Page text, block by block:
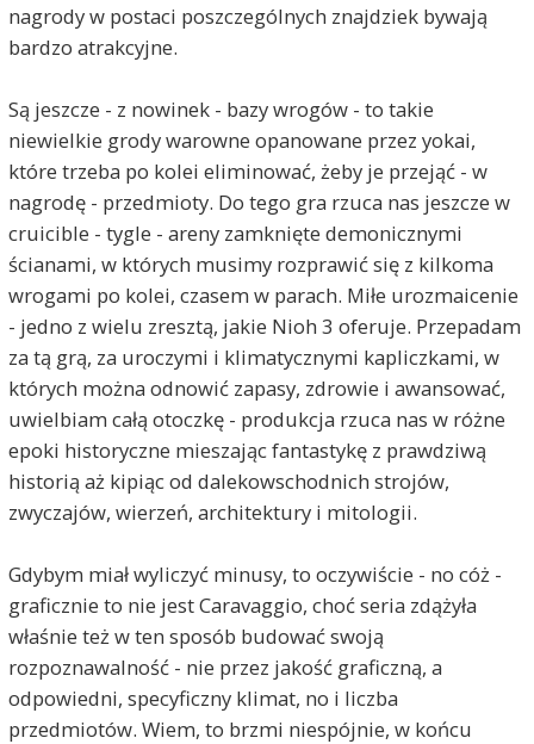
nagrody w postaci poszczególnych znajdziek bywają
bardzo atrakcyjne.
Są jeszcze - z nowinek - bazy wrogów - to takie
niewielkie grody warowne opanowane przez yokai,
które trzeba po kolei eliminować, żeby je przejąć - w
nagrodę - przedmioty. Do tego gra rzuca nas jeszcze w
cruicible - tygle - areny zamknięte demonicznymi
ścianami, w których musimy rozprawić się z kilkoma
wrogami po kolei, czasem w parach. Miłe urozmaicenie
- jedno z wielu zresztą, jakie Nioh 3 oferuje. Przepadam
za tą grą, za uroczymi i klimatycznymi kapliczkami, w
których można odnowić zapasy, zdrowie i awansować,
uwielbiam całą otoczkę - produkcja rzuca nas w różne
epoki historyczne mieszając fantastykę z prawdziwą
historią aż kipiąc od dalekowschodnich strojów,
zwyczajów, wierzeń, architektury i mitologii.
Gdybym miał wyliczyć minusy, to oczywiście - no cóż -
graficznie to nie jest Caravaggio, choć seria zdążyła
właśnie też w ten sposób budować swoją
rozpoznawalność - nie przez jakość graficzną, a
odpowiedni, specyficzny klimat, no i liczba
przedmiotów. Wiem, to brzmi niespójnie, w końcu